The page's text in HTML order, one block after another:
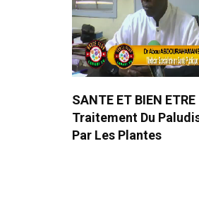
SANTE ET BIEN ETRE
Traitement Du
Par Les Plantes